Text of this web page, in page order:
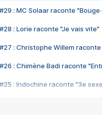
#29 : MC Solaar raconte "Bouge
#28 : Lorie raconte "Je vais vite"
#27 : Christophe Willem
#26 : Chimène Badi raconte
#25 : Indochine raconte "3e